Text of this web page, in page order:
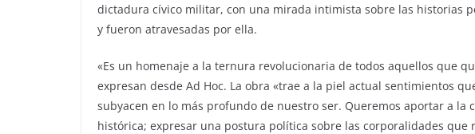
dictadura cívico militar, con una mirada intimista sobre las historias
y fueron atravesadas por ella.
«Es un homenaje a la ternura revolucionaria de todos aquellos que
expresan desde Ad Hoc. La obra «trae a la piel actual sentimientos
subyacen en lo más profundo de nuestro ser. Queremos aportar a la
histórica; expresar una postura política sobre las corporalidades que